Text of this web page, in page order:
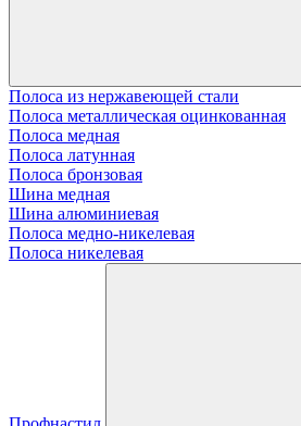
Полоса из нержавеющей стали
Полоса металлическая оцинкованная
Полоса медная
Полоса латунная
Полоса бронзовая
Шина медная
Шина алюминиевая
Полоса медно-никелевая
Полоса никелевая